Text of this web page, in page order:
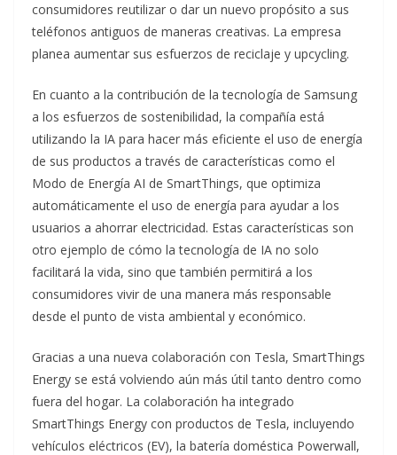
consumidores reutilizar o dar un nuevo propósito a sus
teléfonos antiguos de maneras creativas. La empresa
planea aumentar sus esfuerzos de reciclaje y upcycling.
En cuanto a la contribución de la tecnología de Samsung
a los esfuerzos de sostenibilidad, la compañía está
utilizando la IA para hacer más eficiente el uso de energía
de sus productos a través de características como el
Modo de Energía AI de SmartThings, que optimiza
automáticamente el uso de energía para ayudar a los
usuarios a ahorrar electricidad. Estas características son
otro ejemplo de cómo la tecnología de IA no solo
facilitará la vida, sino que también permitirá a los
consumidores vivir de una manera más responsable
desde el punto de vista ambiental y económico.
Gracias a una nueva colaboración con Tesla, SmartThings
Energy se está volviendo aún más útil tanto dentro como
fuera del hogar. La colaboración ha integrado
SmartThings Energy con productos de Tesla, incluyendo
vehículos eléctricos (EV), la batería doméstica Powerwall,